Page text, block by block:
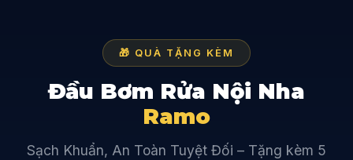
🎁 QUÀ TẶNG KÈM
Đầu Bơm Rửa Nội Nha
Ramo
Sạch Khuẩn, An Toàn Tuyệt Đối – Tặng kèm 5